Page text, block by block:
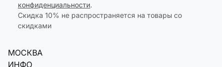
конфиденциальности.
Скидка 10% не распространяется на товары со
скидками
МОСКВА
ИНФО